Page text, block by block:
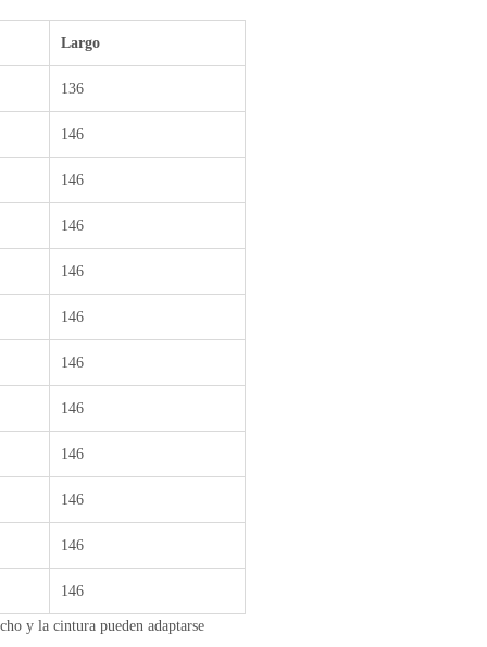
Largo
136
146
146
146
146
146
146
146
146
146
146
146
y la cintura pueden adaptarse